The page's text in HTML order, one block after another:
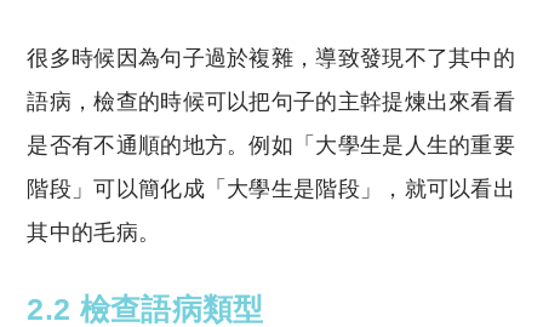
很多時候因為句子過於複雜，導致發現不了其中的
語病，檢查的時候可以把句子的主幹提煉出來看看
是否有不通順的地方。例如「大學生是人生的重要
階段」可以簡化成「大學生是階段」，就可以看出
其中的毛病。
2.2 檢查語病類型